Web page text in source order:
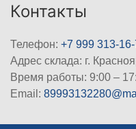
Контакты
Телефон: +7 999 313-
Адрес склада: г.
Время работы: 9:00 –
Email: